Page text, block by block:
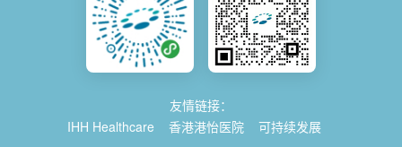
友情链接：
IHH Healthcare
香港港怡医院 可持续发展